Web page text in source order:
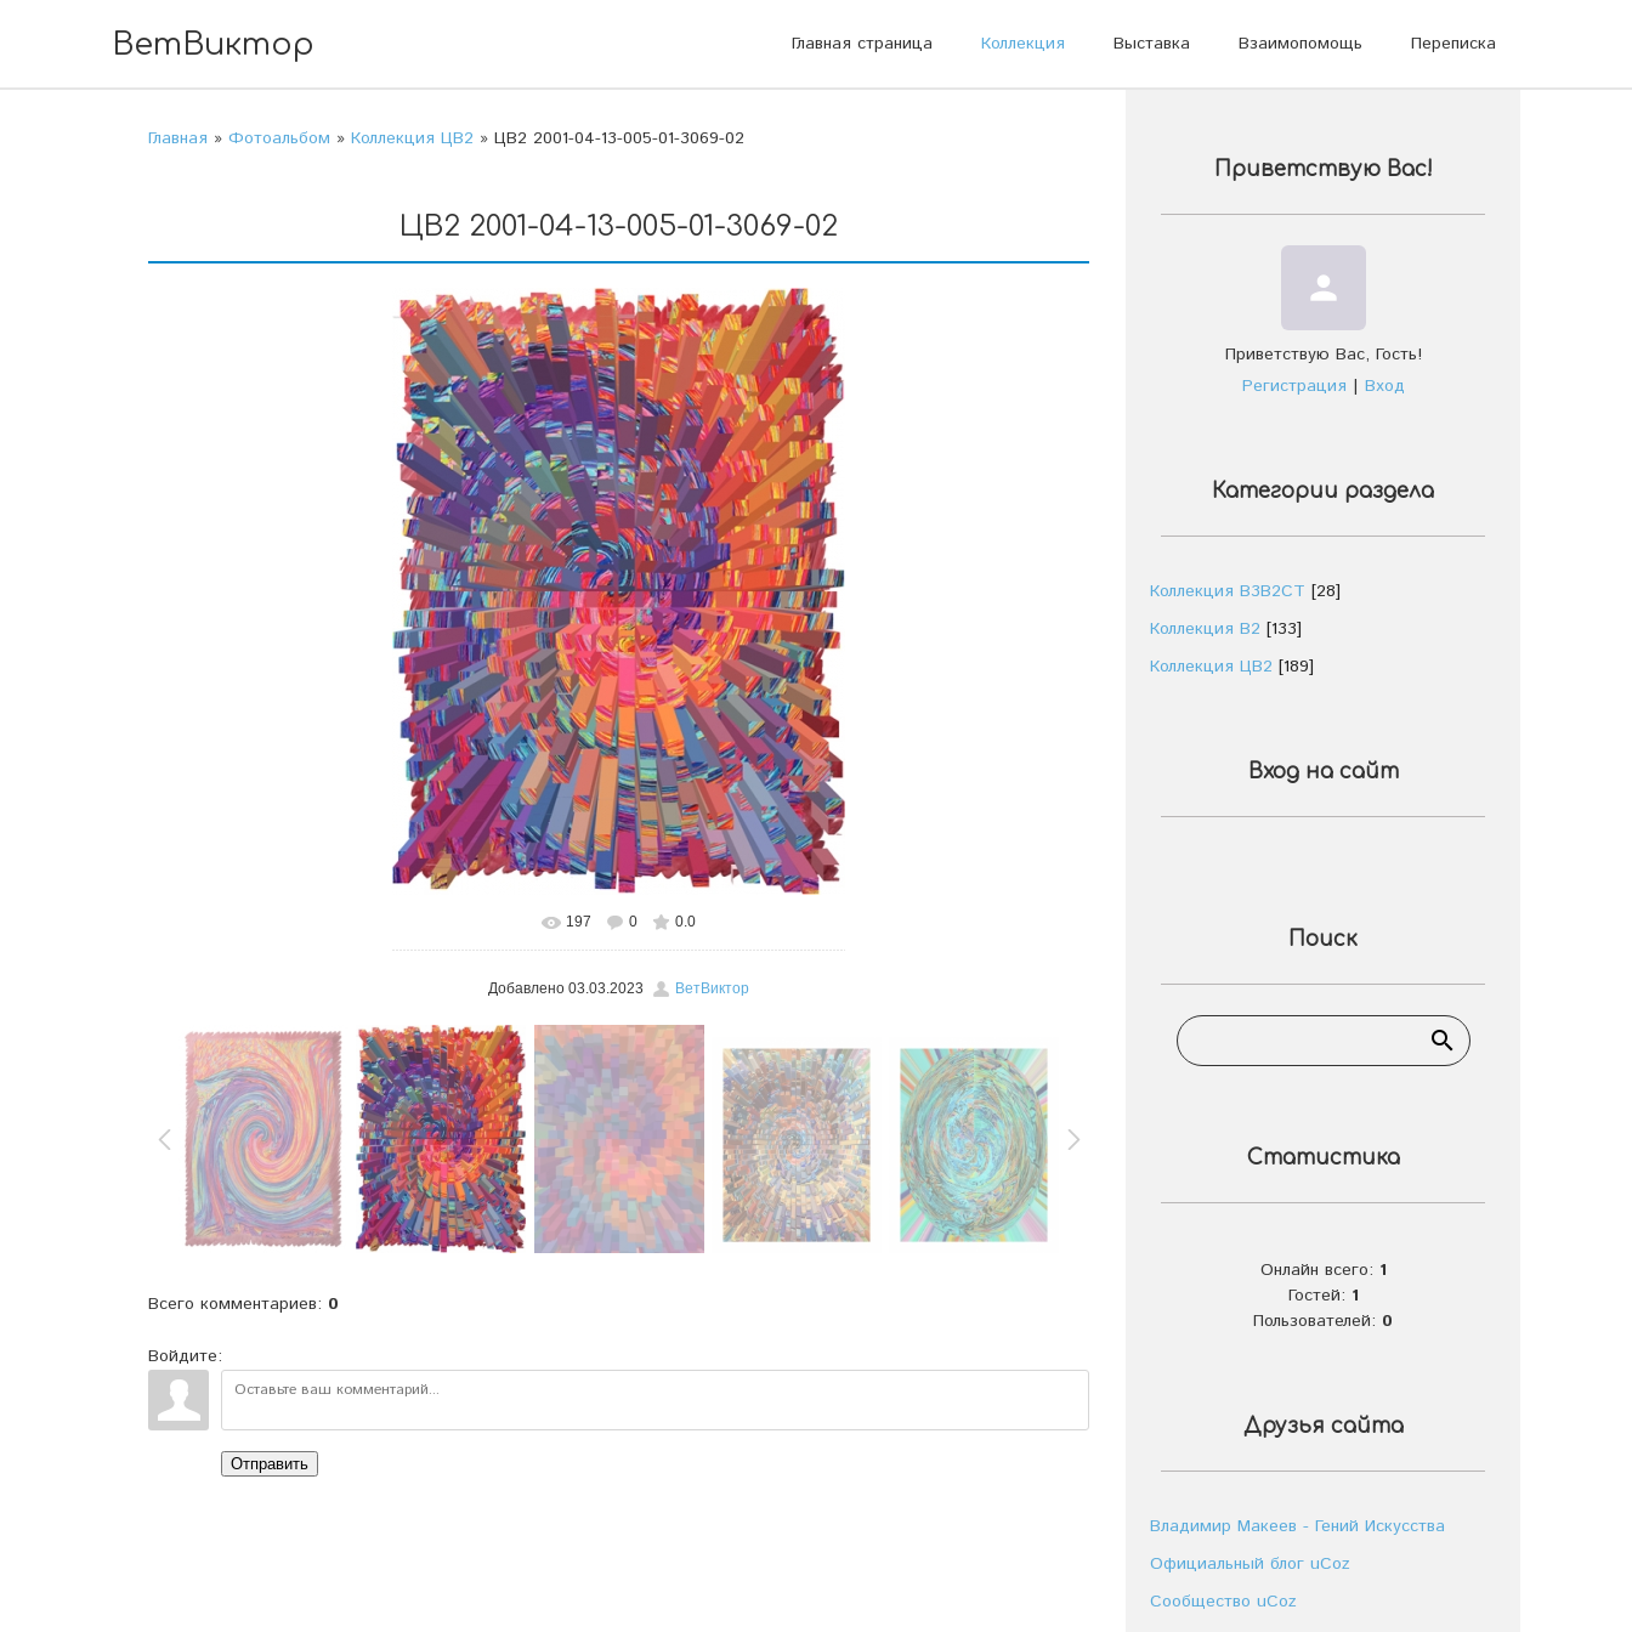
ВетВиктор Главная страница Коллекция Выставка Взаимопомощь Переписка
Главная » Фотоальбом » Коллекция ЦВ2 » ЦВ2 2001-04-13-005-01-3069-02
ЦВ2 2001-04-13-005-01-3069-02
В реальном размере 448x600
197 0 0.0
Добавлено 03.03.2023 ВетВиктор
Всего комментариев: 0
Войдите:
Отправить
Приветствую Вас!
person
Приветствую Вас, Гость!
Регистрация | Вход
Категории раздела
Коллекция В3В2СТ [28]
Коллекция В2 [133]
Коллекция ЦВ2 [189]
Вход на сайт
Поиск
Статистика
Онлайн всего: 1
Гостей: 1
Пользователей: 0
Друзья сайта
Владимир Макеев - Гений Искусства
Официальный блог uCoz
Сообщество uCoz